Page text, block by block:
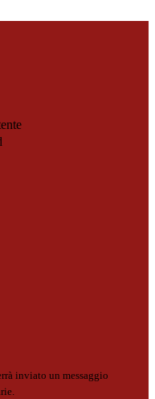
inviato un messaggio